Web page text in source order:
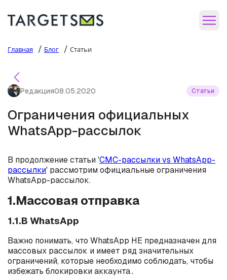
Главная / Блог / Статьи
Редакция08.05.2020 Статьи
Ограничения официальных
WhatsApp-рассылок
В продолжение статьи 'СМС-рассылки vs WhatsApp-
рассылки' рассмотрим официальные ограничения
WhatsApp-рассылок.
1.Массовая отправка
1.1.В WhatsApp
Важно понимать, что WhatsApp НЕ предназначен для
массовых рассылок и имеет ряд значительных
ограничений, которые необходимо соблюдать, чтобы
избежать блокировки аккаунта․